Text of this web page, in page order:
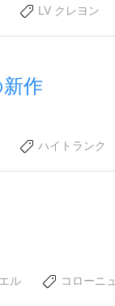
LV クレヨン
作
ハイトランク
ル コローニュ